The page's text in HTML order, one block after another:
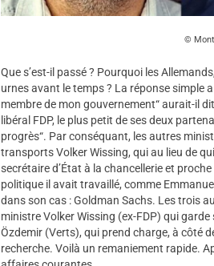
Que s’est-il passé ? Pourquoi les
urnes avant le temps ? La réponse simple
membre de mon gouvernement“ aurait-il
libéral FDP, le plus petit de ses deux
progrès“. Par conséquant, les autres
transports Volker Wissing, qui au lieu de
secrétaire d’État à la chancellerie et
politique il avait travaillé, comme
dans son cas : Goldman Sachs. Les trois
ministre Volker Wissing (ex-FDP) qui
Özdemir (Verts), qui prend charge, à côté
recherche. Voilà un remaniement rapide.